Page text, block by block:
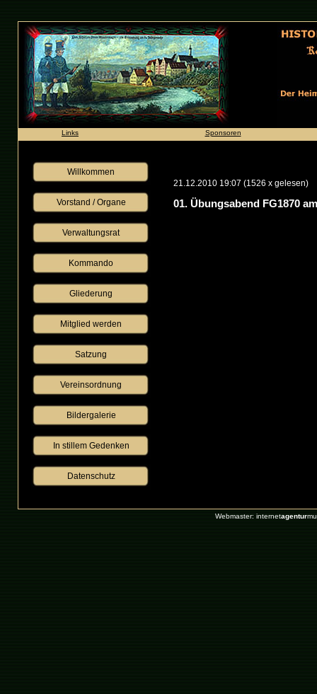
Links Sponsoren
Willkommen
Vorstand / Organe
Verwaltungsrat
Kommando
Gliederung
Mitglied werden
Satzung
Vereinsordnung
Bildergalerie
 In stillem Gedenken 
Datenschutz
21.12.2010 19:07 (1526 x gelesen)
01. Übungsabend FG1870
Webmaster: internetagentur